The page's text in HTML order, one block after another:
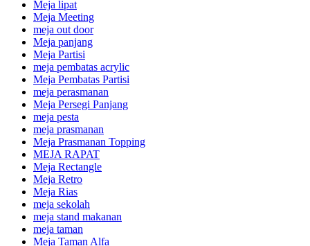
Meja lipat
Meja Meeting
meja out door
Meja panjang
Meja Partisi
meja pembatas acrylic
Meja Pembatas Partisi
meja perasmanan
Meja Persegi Panjang
meja pesta
meja prasmanan
Meja Prasmanan Topping
MEJA RAPAT
Meja Rectangle
Meja Retro
Meja Rias
meja sekolah
meja stand makanan
meja taman
Meja Taman Alfa